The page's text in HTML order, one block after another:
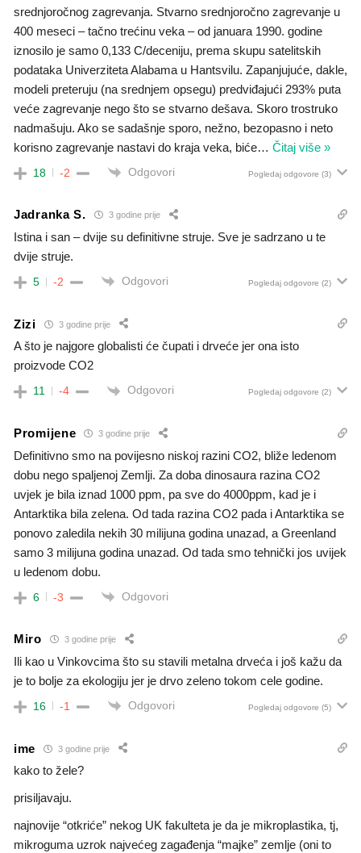
srednjoročnog zagrevanja. Stvarno srednjoročno zagrevanje u
400 meseci – tačno trećinu veka – od januara 1990. godine
iznosilo je samo 0,133 C/deceniju, prema skupu satelitskih
podataka Univerziteta Alabama u Hantsvilu. Zapanjujuće, dakle,
modeli preteruju (na srednjem opsegu) predviđajući 293% puta
veće zagrevanje nego što se stvarno dešava. Skoro trostruko
nadmašuju. Ako se sadašnje sporo, nežno, bezopasno i neto
korisno zagrevanje nastavi do kraja veka, biće… Čitaj više »
18 -2 Odgovori Pogledaj odgovore (3)
Jadranka S. 3 godine prije
Istina i san – dvije su definitivne struje. Sve je sadrzano u te
dvije struje.
5 -2 Odgovori Pogledaj odgovore (2)
Zizi 3 godine prije
A što je najgore globalisti će čupati i drveće jer ona isto
proizvode CO2
11 -4 Odgovori Pogledaj odgovore (2)
Promijene 3 godine prije
Definitivno smo na povijesno niskoj razini CO2, bliže ledenom
dobu nego spaljenoj Zemlji. Za doba dinosaura razina CO2
uvjek je bila iznad 1000 ppm, pa sve do 4000ppm, kad je i
Antarktika bila zelena. Od tada razina CO2 pada i Antarktika se
ponovo zaledila nekih 30 milijuna godina unazad, a Greenland
samo 3 milijuna godina unazad. Od tada smo tehnički jos uvijek
u ledenom dobu.
6 -3 Odgovori
Miro 3 godine prije
Ili kao u Vinkovcima što su stavili metalna drveća i još kažu da
je to bolje za ekologiju jer je drvo zeleno tokom cele godine.
16 -1 Odgovori Pogledaj odgovore (5)
ime 3 godine prije
kako to žele?
prisiljavaju.
najnovije “otkriće” nekog UK fakulteta je da je mikroplastika, tj,
mikroguma uzrok najvećeg zagađenja “majke” zemlje (oni to